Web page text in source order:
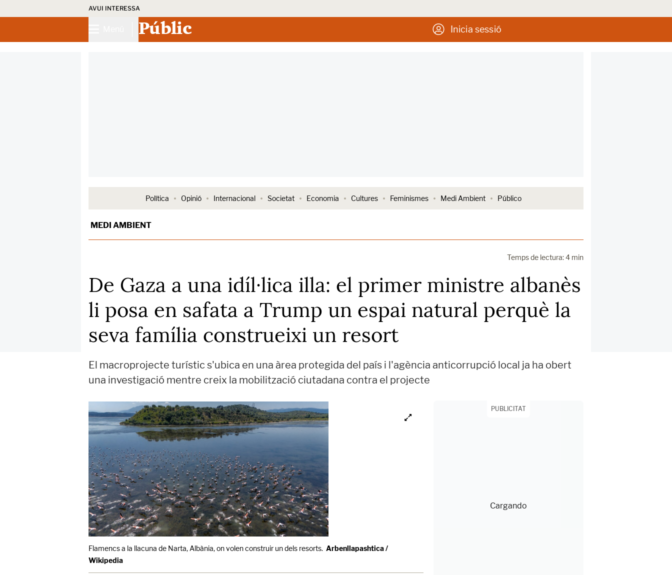
AVUI INTERESSA
Públic Inicia sessió
Política Opinió Internacional Societat Economia Cultures Feminismes Medi Ambient Público
MEDI AMBIENT
Temps de lectura: 4 min
De Gaza a una idíl·lica illa: el primer ministre albanès
li posa en safata a Trump un espai natural perquè la
seva família construeixi un resort
El macroprojecte turístic s'ubica en una àrea protegida del país i l'agència anticorrupció local ja ha obert
una investigació mentre creix la mobilització ciutadana contra el projecte
Flamencs a la llacuna de Narta, Albània, on volen construir un dels resorts. Arbenllapashtica /
Wikipedia
PUBLICITAT